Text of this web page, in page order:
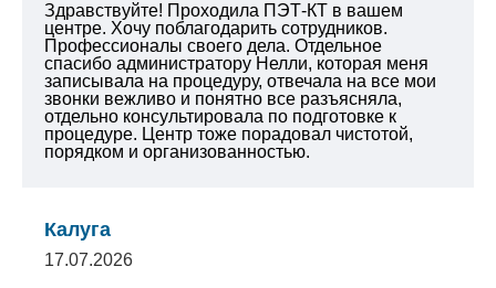
Здравствуйте! Проходила ПЭТ-КТ в вашем
центре. Хочу поблагодарить сотрудников.
Профессионалы своего дела. Отдельное
спасибо администратору Нелли, которая меня
записывала на процедуру, отвечала на все мои
звонки вежливо и понятно все разъясняла,
отдельно консультировала по подготовке к
процедуре. Центр тоже порадовал чистотой,
порядком и организованностью.
Калуга
17.07.2026